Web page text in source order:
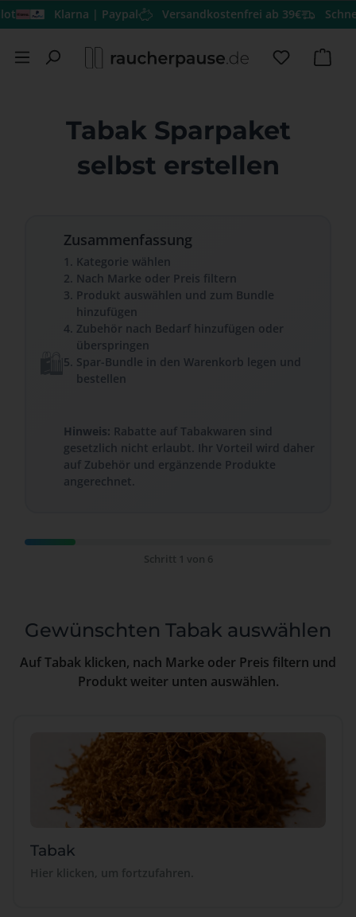
Zum Hauptinhalt springen
Klarna | Paypal Versandkostenfrei ab 39€
Du hast
Tabak Sparpaket
selbst erstellen
Zusammenfassung
Kategorie wählen
Nach Marke oder Preis filtern
Produkt auswählen und zum Bundle
hinzufügen
Zubehör nach Bedarf hinzufügen oder
überspringen
Spar-Bundle in den Warenkorb legen und
bestellen
Hinweis: Rabatte auf Tabakwaren sind
gesetzlich nicht erlaubt. Ihr Vorteil wird daher
auf Zubehör und ergänzende Produkte
angerechnet.
Schritt 1 von 6
Gewünschten Tabak auswählen
Auf Tabak klicken, nach Marke oder Preis filtern und
Produkt weiter unten auswählen.
Tabak
Hier klicken, um fortzufahren.